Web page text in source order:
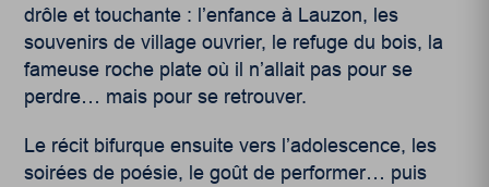
drôle et touchante : l’enfance à Lauzon, les
souvenirs de village ouvrier, le refuge du bois, la
fameuse roche plate où il n’allait pas pour se
perdre… mais pour se retrouver.
Le récit bifurque ensuite vers l’adolescence, les
soirées de poésie, le goût de performer… puis